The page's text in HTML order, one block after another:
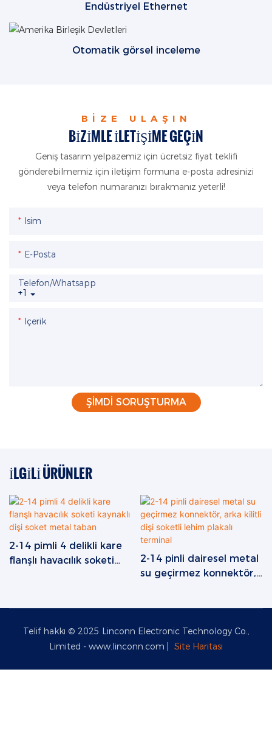
Endüstriyel Ethernet
Otomatik görsel inceleme
BIZE ULAŞIN
BIZIMLE ILETIŞIME GEÇIN
Geniş tasarım yelpazemiz için ücretsiz fiyat teklifi
gönderebilmemiz için iletişim formuna e-posta adresinizi
veya telefon numaranızı bırakmanız yeterli!
Isim
E-Posta
+1
Telefon/whatsapp
Içerik
ŞIMDI SORUŞTURMA
İLGILI ÜRÜNLER
2-14 pimli 4 delikli kare
flanşlı havacılık soketi
2-14 pinli dairesel metal
su geçirmez konnektör,
Telif hakkı © 2025 Linconn Electronic Technology Co.,
Limited - www.linconn.com Site Haritası